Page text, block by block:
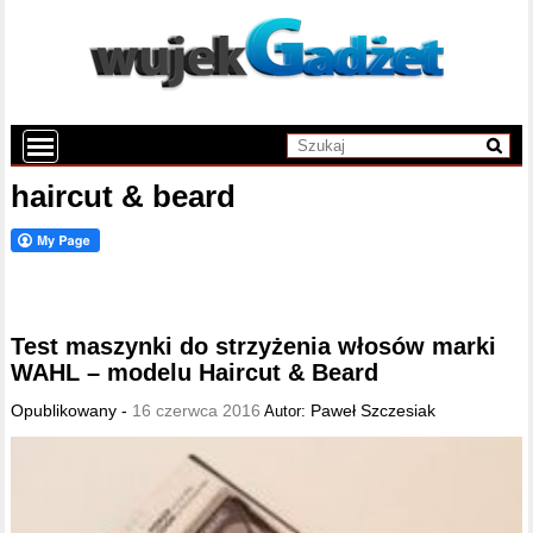
haircut & beard
Test maszynki do strzyżenia włosów marki
WAHL – modelu Haircut & Beard
Opublikowany - 16 czerwca 2016 Autor: Paweł Szczesiak